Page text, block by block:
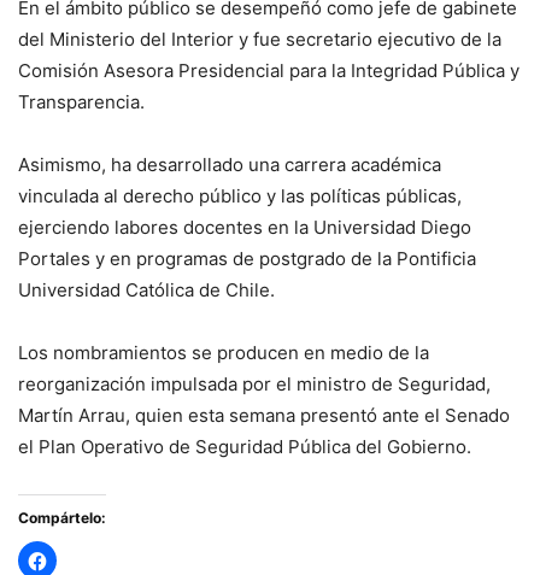
En el ámbito público se desempeñó como jefe de gabinete
del Ministerio del Interior y fue secretario ejecutivo de la
Comisión Asesora Presidencial para la Integridad Pública y
Transparencia.
Asimismo, ha desarrollado una carrera académica
vinculada al derecho público y las políticas públicas,
ejerciendo labores docentes en la Universidad Diego
Portales y en programas de postgrado de la Pontificia
Universidad Católica de Chile.
Los nombramientos se producen en medio de la
reorganización impulsada por el ministro de Seguridad,
Martín Arrau, quien esta semana presentó ante el Senado
el Plan Operativo de Seguridad Pública del Gobierno.
Compártelo: